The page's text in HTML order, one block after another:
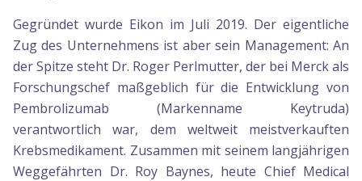
Gegründet wurde Eikon im Juli 2019. Der eigentliche
Zug des Unternehmens ist aber sein Management: An
der Spitze steht Dr. Roger Perlmutter, der bei Merck als
Forschungschef maßgeblich für die Entwicklung von
Pembrolizumab (Markenname Keytruda)
verantwortlich war, dem weltweit meistverkauften
Krebsmedikament. Zusammen mit seinem langjährigen
Weggefährten Dr. Roy Baynes, heute Chief Medical